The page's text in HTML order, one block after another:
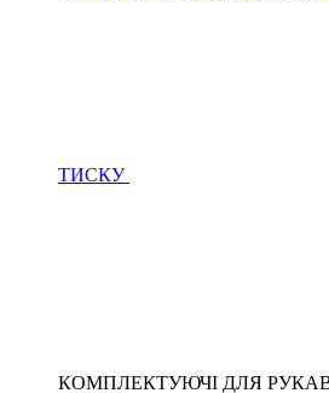
ТИСКУ
КОМПЛЕКТУЮЧІ ДЛЯ